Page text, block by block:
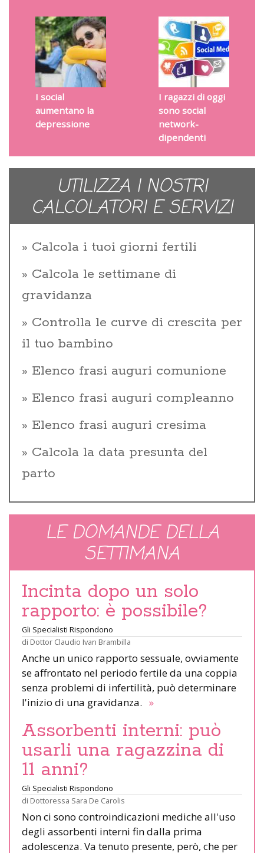
I social
aumentano la
depressione
I ragazzi di oggi
sono social
network-
dipendenti
UTILIZZA I NOSTRI
CALCOLATORI E SERVIZI
Calcola i tuoi giorni fertili
Calcola le settimane di
gravidanza
Controlla le curve di crescita per
il tuo bambino
Elenco frasi auguri comunione
Elenco frasi auguri compleanno
Elenco frasi auguri cresima
Calcola la data presunta del
parto
LE DOMANDE DELLA
SETTIMANA
Incinta dopo un solo
rapporto: è possibile?
Gli Specialisti Rispondono
di Dottor Claudio Ivan Brambilla
Anche un unico rapporto sessuale, ovviamente
se affrontato nel periodo fertile da una coppia
senza problemi di infertilità, può determinare
l'inizio di una gravidanza. »
Assorbenti interni: può
usarli una ragazzina di
11 anni?
Gli Specialisti Rispondono
di Dottoressa Sara De Carolis
Non ci sono controindicazioni mediche all'uso
degli assorbenti interni fin dalla prima
adolescenza. Va tenuto presente, però, che per